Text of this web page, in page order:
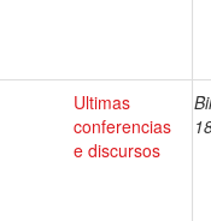
Ultimas
conferencias
e discursos